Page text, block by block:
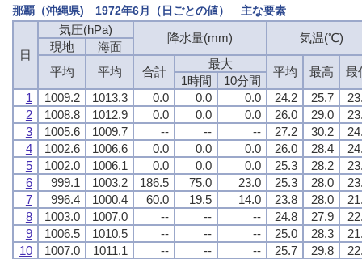
那覇（沖縄県) 1972年6月（日ごとの値） 主な要素
日
気圧(hPa)
降水量(mm) 気温(℃)
現地
海面
平均
平均 合計
最大
平均 最高 最
1時間
10分間
1
1009.2 1013.3 0.0 0.0 0.0 24.2 25.7
2
1008.8 1012.9 0.0 0.0 0.0 26.0 29.0
3
1005.6 1009.7 -- -- -- 27.2 30.2
4
1002.6 1006.6 0.0 0.0 0.0 26.0 28.4
5
1002.0 1006.1 0.0 0.0 0.0 25.3 28.2
6
999.1 1003.2 186.5 75.0 23.0 25.3 28.0
7
996.4 1000.4 60.0 19.5 14.0 23.8 28.0
8
1003.0 1007.0 -- -- -- 24.8 27.9
9
1006.5 1010.5 -- -- -- 25.0 28.3
10
1007.0 1011.1 -- -- -- 25.7 29.8